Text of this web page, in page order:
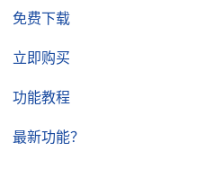
免费下载
立即购买
功能教程
最新功能？